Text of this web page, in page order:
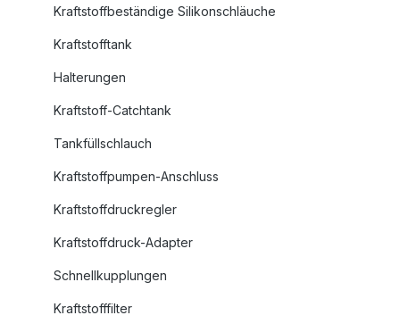
Kraftstoffbeständige Silikonschläuche
Kraftstofftank
Halterungen
Kraftstoff-Catchtank
Tankfüllschlauch
Kraftstoffpumpen-Anschluss
Kraftstoffdruckregler
Kraftstoffdruck-Adapter
Schnellkupplungen
Kraftstofffilter